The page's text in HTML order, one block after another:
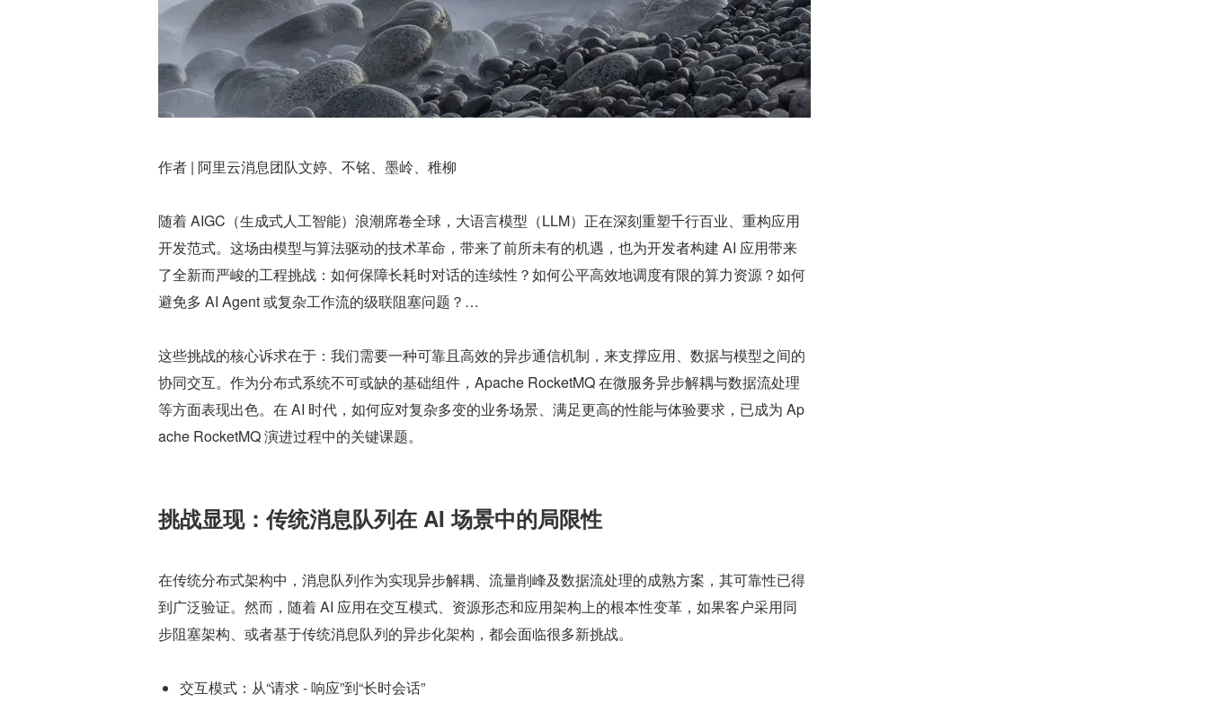
作者 | 阿里云消息团队文婷、不铭、墨岭、稚柳
随着 AIGC（生成式人工智能）浪潮席卷全球，大语言模型（LLM）正在深刻重塑千行百业、重构应用
开发范式。这场由模型与算法驱动的技术革命，带来了前所未有的机遇，也为开发者构建 AI 应用带来
了全新而严峻的工程挑战：如何保障长耗时对话的连续性？如何公平高效地调度有限的算力资源？如何
避免多 AI Agent 或复杂工作流的级联阻塞问题？…
这些挑战的核心诉求在于：我们需要一种可靠且高效的异步通信机制，来支撑应用、数据与模型之间的
协同交互。作为分布式系统不可或缺的基础组件，Apache RocketMQ 在微服务异步解耦与数据流处理
等方面表现出色。在 AI 时代，如何应对复杂多变的业务场景、满足更高的性能与体验要求，已成为 Ap
ache RocketMQ 演进过程中的关键课题。
挑战显现：传统消息队列在 AI 场景中的局限性
在传统分布式架构中，消息队列作为实现异步解耦、流量削峰及数据流处理的成熟方案，其可靠性已得
到广泛验证。然而，随着 AI 应用在交互模式、资源形态和应用架构上的根本性变革，如果客户采用同
步阻塞架构、或者基于传统消息队列的异步化架构，都会面临很多新挑战。
交互模式：从“请求 - 响应”到“长时会话”